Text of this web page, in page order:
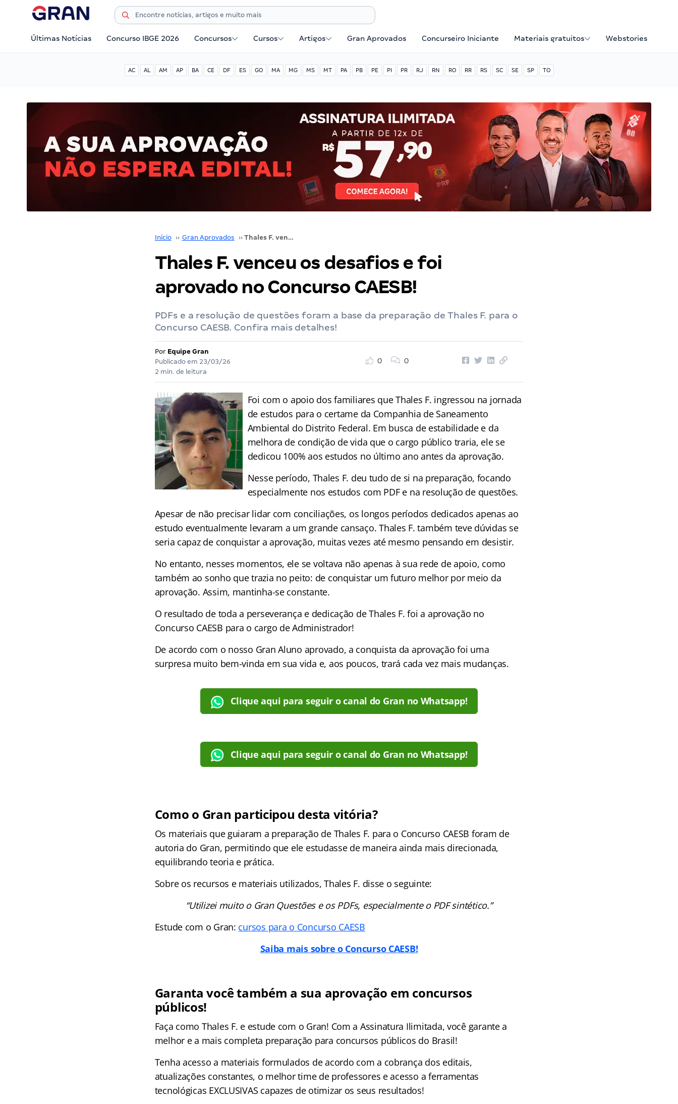
Últimas Notícias Concurso IBGE 2026 Concursos Cursos Artigos Gran Aprovados Concurseiro Iniciante Materiais gratuitos Webstories
AC AL AM AP BA CE DF ES GO MA MG MS MT PA PB PE PI PR RJ RN RO RR RS SC SE SP TO
Início ›› Gran Aprovados ›› Thales F. venceu os desafios e foi aprovado no Concurso CAESB!
Thales F. venceu os desafios e foi
aprovado no Concurso CAESB!
PDFs e a resolução de questões foram a base da preparação de Thales F. para o
Concurso CAESB. Confira mais detalhes!
Por Equipe Gran
Publicado em 23/03/26
2 min. de leitura
0 0
Foi com o apoio dos familiares que Thales F. ingressou na jornada
de estudos para o certame da Companhia de Saneamento
Ambiental do Distrito Federal. Em busca de estabilidade e da
melhora de condição de vida que o cargo público traria, ele se
dedicou 100% aos estudos no último ano antes da aprovação.
Nesse período, Thales F. deu tudo de si na preparação, focando
especialmente nos estudos com PDF e na resolução de questões.
Apesar de não precisar lidar com conciliações, os longos períodos dedicados apenas ao
estudo eventualmente levaram a um grande cansaço. Thales F. também teve dúvidas se
seria capaz de conquistar a aprovação, muitas vezes até mesmo pensando em desistir.
No entanto, nesses momentos, ele se voltava não apenas à sua rede de apoio, como
também ao sonho que trazia no peito: de conquistar um futuro melhor por meio da
aprovação. Assim, mantinha-se constante.
O resultado de toda a perseverança e dedicação de Thales F. foi a aprovação no
Concurso CAESB para o cargo de Administrador!
De acordo com o nosso Gran Aluno aprovado, a conquista da aprovação foi uma
surpresa muito bem-vinda em sua vida e, aos poucos, trará cada vez mais mudanças.
Clique aqui para seguir o canal do Gran no Whatsapp!
Clique aqui para seguir o canal do Gran no Whatsapp!
Como o Gran participou desta vitória?
Os materiais que guiaram a preparação de Thales F. para o Concurso CAESB foram de
autoria do Gran, permitindo que ele estudasse de maneira ainda mais direcionada,
equilibrando teoria e prática.
Sobre os recursos e materiais utilizados, Thales F. disse o seguinte:
“Utilizei muito o Gran Questões e os PDFs, especialmente o PDF sintético.”
Estude com o Gran: cursos para o Concurso CAESB
Saiba mais sobre o Concurso CAESB!
Garanta você também a sua aprovação em concursos
públicos!
Faça como Thales F. e estude com o Gran! Com a Assinatura Ilimitada, você garante a
melhor e a mais completa preparação para concursos públicos do Brasil!
Tenha acesso a materiais formulados de acordo com a cobrança dos editais,
atualizações constantes, o melhor time de professores e acesso a ferramentas
tecnológicas EXCLUSIVAS capazes de otimizar os seus resultados!